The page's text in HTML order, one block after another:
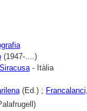
(1947-....)
Siracusa- Itàlia
(Ed.) ;